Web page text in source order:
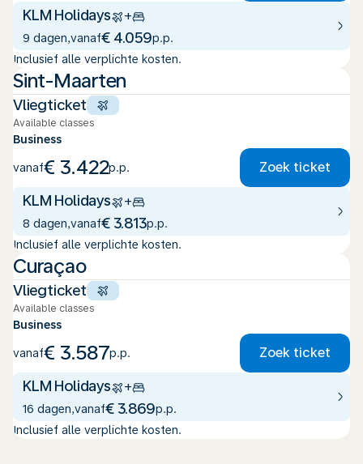
KLM Holidays +
9 dagen,vanaf€ 4.059p.p.
Inclusief alle verplichte kosten.
Sint-Maarten
Vliegticket
Available classes
Business
vanaf€ 3.422p.p. Zoek ticket
KLM Holidays +
8 dagen,vanaf€ 3.813p.p.
Inclusief alle verplichte kosten.
Curaçao
Vliegticket
Available classes
Business
vanaf€ 3.587p.p. Zoek ticket
KLM Holidays +
16 dagen,vanaf€ 3.869p.p.
Inclusief alle verplichte kosten.